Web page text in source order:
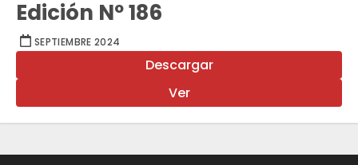
Edición Nº 186
SEPTIEMBRE 2024
Descargar
Ver